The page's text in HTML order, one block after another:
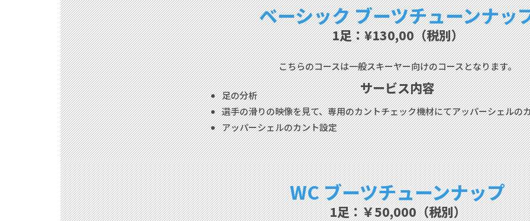
ベーシックブーツチューンナッ
1足：¥130,00（税別）
こちらのコースは一般スキーヤー向けのコースとなります。
サービス内容
足の分析
選手の滑りの映像を見て、専用のカントチェック機材にてアッパーシェルの
アッパーシェルのカント設定
WCブーツチューンナップ
1足：￥50,000（税別）